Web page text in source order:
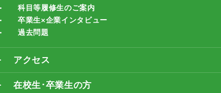
科目等履修生のご案内
卒業生×企業インタビュー
過去問題
アクセス
在校生･卒業生の方